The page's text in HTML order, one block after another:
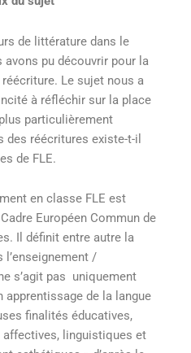
de littérature dans le
avons pu découvrir pour la
Le sujet nous a
à réfléchir sur la place
particulièrement
réécritures existe-t-il
de FLE.
en classe FLE est
Européen Commun de
Il définit entre autre la
l’enseignement /
s’agit pas uniquement
apprentissage de la langue
finalités éducatives,
linguistiques et